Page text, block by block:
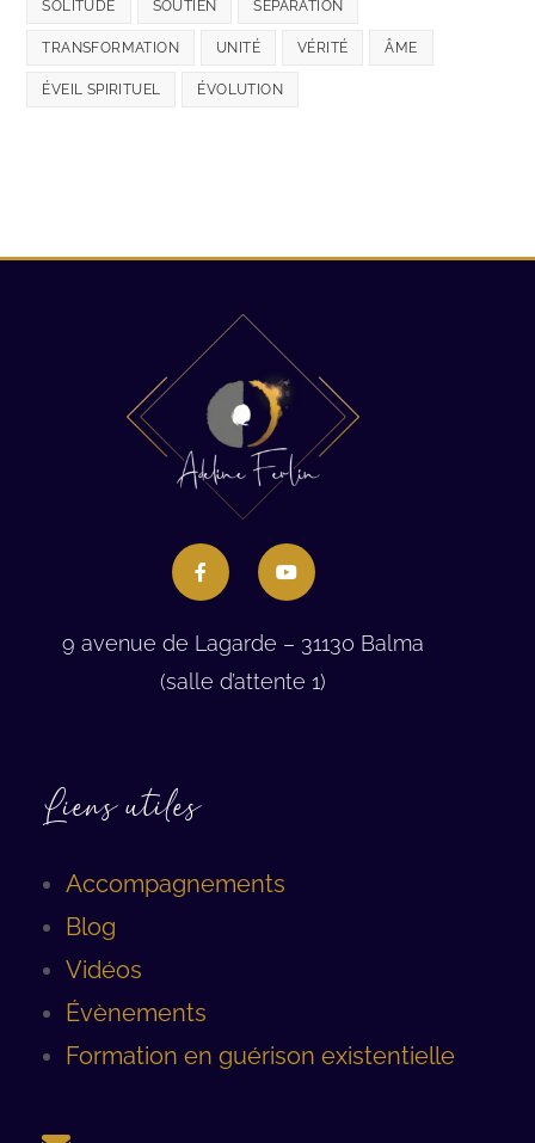
SOLITUDE SOUTIEN SÉPARATION
TRANSFORMATION UNITÉ VÉRITÉ ÂME
ÉVEIL SPIRITUEL ÉVOLUTION
9 avenue de Lagarde – 31130 Balma
(salle d’attente 1)
Liens utiles
Accompagnements
Blog
Vidéos
Évènements
Formation en guérison existentielle